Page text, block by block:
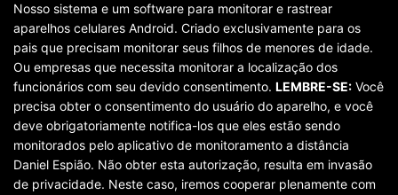
Nosso sistema e um software para monitorar e rastrear
aparelhos celulares Android. Criado exclusivamente para os
pais que precisam monitorar seus filhos de menores de idade.
Ou empresas que necessita monitorar a localização dos
funcionários com seu devido consentimento. LEMBRE-SE: Você
precisa obter o consentimento do usuário do aparelho, e você
deve obrigatoriamente notifica-los que eles estão sendo
monitorados pelo aplicativo de monitoramento a distância
Daniel Espião. Não obter esta autorização, resulta em invasão
de privacidade. Neste caso, iremos cooperar plenamente com